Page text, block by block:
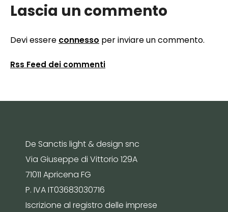
Lascia un commento
Devi essere connesso per inviare un commento.
Rss Feed dei commenti
De Sanctis light & design snc
Via Giuseppe di Vittorio 129A
71011 Apricena FG
P. IVA IT03683030716
Iscrizione al registro delle imprese